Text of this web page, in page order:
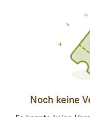
Noch keine